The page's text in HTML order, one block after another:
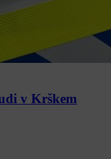
v Krškem